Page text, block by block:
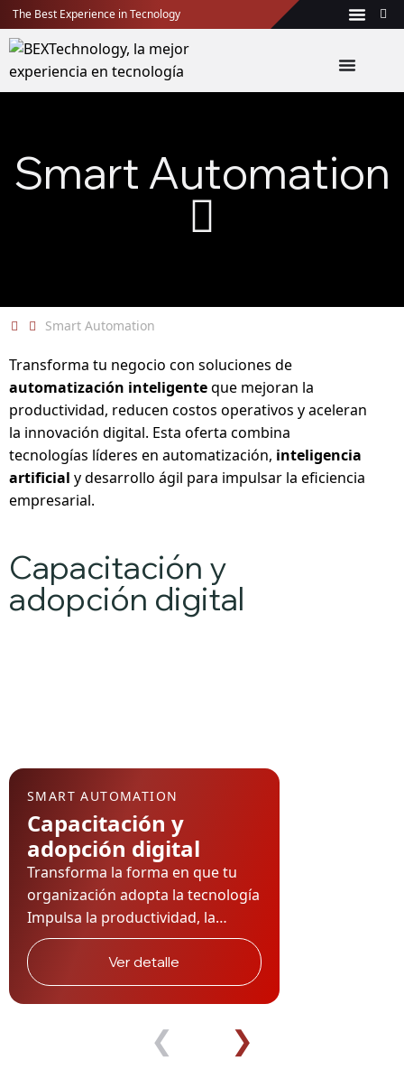
The Best Experience in Tecnology
Smart Automation
Smart Automation
Transforma tu negocio con soluciones de
automatización inteligenteque mejoran la
productividad, reducen costos operativos y aceleran
la innovación digital. Esta oferta combina
tecnologías líderes en automatización, inteligencia
artificial y desarrollo ágil para impulsar la eficiencia
empresarial.
Capacitación y
adopción digital
SMART AUTOMATION
Capacitación y
adopción digital
Transforma la forma en que tu
organización adopta la tecnología
Impulsa la productividad, la
colaboración y la cultura digital
con estrategias de adopción y
gestión del cambio diseñadas por
expertos en Microsoft 365 y
transformación organizacional.
Conversemos SMART
Ver detalle
❮ ❯